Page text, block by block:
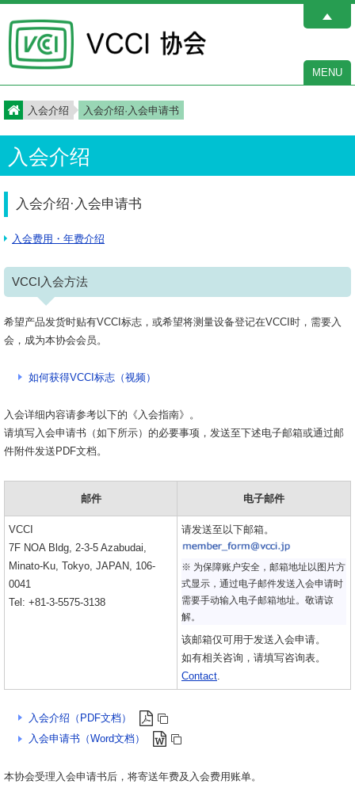
MENU
入会介绍 入会介绍·入会申请书
入会介绍
入会介绍·入会申请书
入会费用・年费介绍
VCCI入会方法
希望产品发货时贴有VCCI标志，或希望将测量设备登记在VCCI时，需要入
会，成为本协会会员。
如何获得VCCI标志（视频）
入会详细内容请参考以下的《入会指南》。
请填写入会申请书（如下所示）的必要事项，发送至下述电子邮箱或通过邮
件附件发送PDF文档。
邮件 电子邮件
VCCI
7F NOA Bldg, 2-3-5 Azabudai,
Minato-Ku, Tokyo, JAPAN, 106-
0041
Tel: +81-3-5575-3138
请发送至以下邮箱。
※ 为保障账户安全，邮箱地址以图片方
式显示，通过电子邮件发送入会申请时
需要手动输入电子邮箱地址。敬请谅
解。
该邮箱仅可用于发送入会申请。
如有相关咨询，请填写咨询表。
Contact
入会介绍（PDF文档）
入会申请书（Word文档）
本协会受理入会申请书后，将寄送年费及入会费用账单。